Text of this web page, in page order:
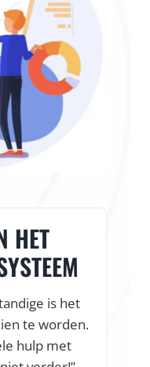
HET
is het
te worden.
hulp met